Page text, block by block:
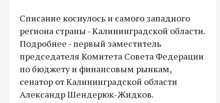
Списание коснулось и самого западного
региона страны - Калининградской области.
Подробнее - первый заместитель
председателя Комитета Совета Федерации
по бюджету и финансовым рынкам,
сенатор от Калининградской области
Александр Шендерюк-Жидков.